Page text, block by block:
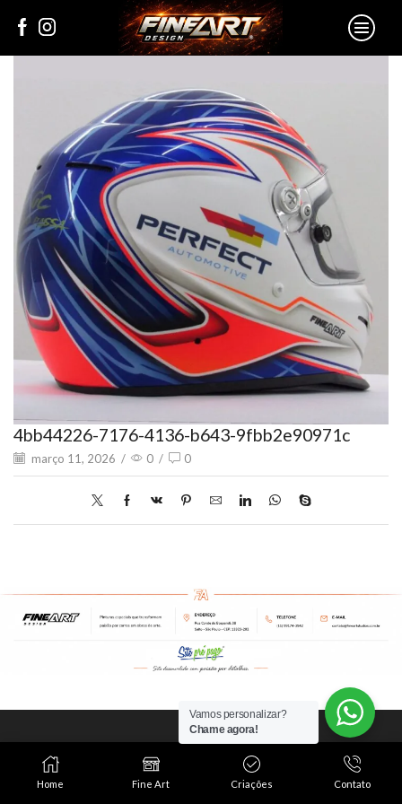
4bb44226-7176-4136-b643-9fbb2e90971c
março 11, 2026 / 0 / 0
Este é o mundo Fine
Home Fine Art Criações Contato
Vamos personalizar?
Chame agora!